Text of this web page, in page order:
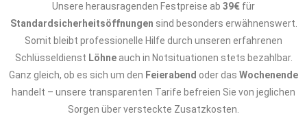
Unsere herausragenden Festpreise ab 39€ für
Standardsicherheitsöffnungen sind besonders erwähnenswert.
Somit bleibt professionelle Hilfe durch unseren erfahrenen
Schlüsseldienst Löhneauch in Notsituationen stets bezahlbar.
Ganz gleich, ob es sich um den Feierabend oder das Wochenende
handelt – unsere transparenten Tarife befreien Sie von jeglichen
Sorgen über versteckte Zusatzkosten.